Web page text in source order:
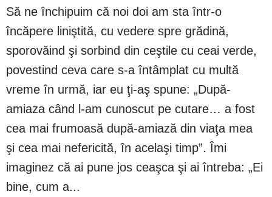
Să ne închipuim că noi doi am sta într-o
încăpere liniştită, cu vedere spre grădină,
sporovăind şi sorbind din ceştile cu ceai verde,
povestind ceva care s-a întâmplat cu multă
vreme în urmă, iar eu ţi-aş spune: „După-
amiaza când l-am cunoscut pe cutare… a fost
cea mai frumoasă după-amiază din viaţa mea
şi cea mai nefericită, în acelaşi timp”. Îmi
imaginez că ai pune jos ceaşca şi ai întreba: „Ei
bine, cum a...